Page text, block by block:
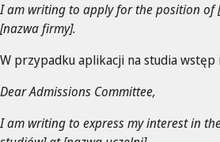
I am writing to apply for the position of
[nazwa firmy].
W przypadku aplikacji na studia wstęp
Dear Admissions Committee,
I am writing to express my interest in